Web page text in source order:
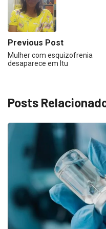
Previous Post
Mulher com esquizofrenia
desaparece em Itu
Posts